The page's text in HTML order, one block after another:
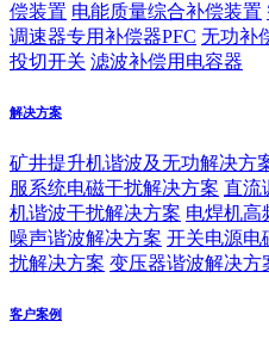
偿装置 电能质量综合补偿装置
调速器专用补偿器PFC 无功补
投切开关 滤波补偿用电容器
解决方案
矿井提升机谐波及无功解决方
服系统电磁干扰解决方案 直流
机谐波干扰解决方案 电焊机高
噪声谐波解决方案 开关电源电
扰解决方案 变压器谐波解决方
客户案例